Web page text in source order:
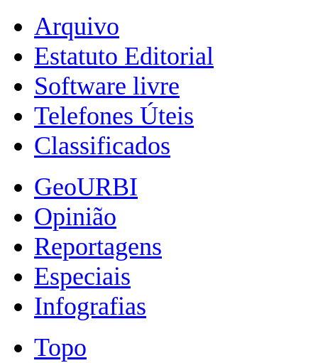
Arquivo
Estatuto Editorial
Software livre
Telefones Úteis
Classificados
GeoURBI
Opinião
Reportagens
Especiais
Infografias
Topo